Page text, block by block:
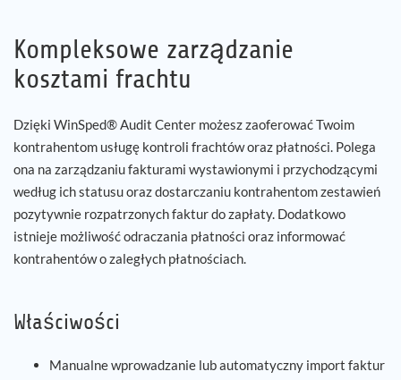
Kompleksowe zarządzanie
kosztami frachtu
Dzięki WinSped® Audit Center możesz zaoferować Twoim
kontrahentom usługę kontroli frachtów oraz płatności. Polega
ona na zarządzaniu fakturami wystawionymi i przychodzącymi
według ich statusu oraz dostarczaniu kontrahentom zestawień
pozytywnie rozpatrzonych faktur do zapłaty. Dodatkowo
istnieje możliwość odraczania płatności oraz informować
kontrahentów o zaległych płatnościach.
Właściwości
Manualne wprowadzanie lub automatyczny import faktur